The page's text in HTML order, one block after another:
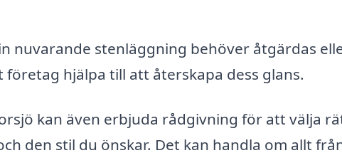
nuvarande stenläggning behöver åtgärdas
hjälpa till att återskapa dess glans.
kan även erbjuda rådgivning för att välja
den stil du önskar. Det kan handla om allt